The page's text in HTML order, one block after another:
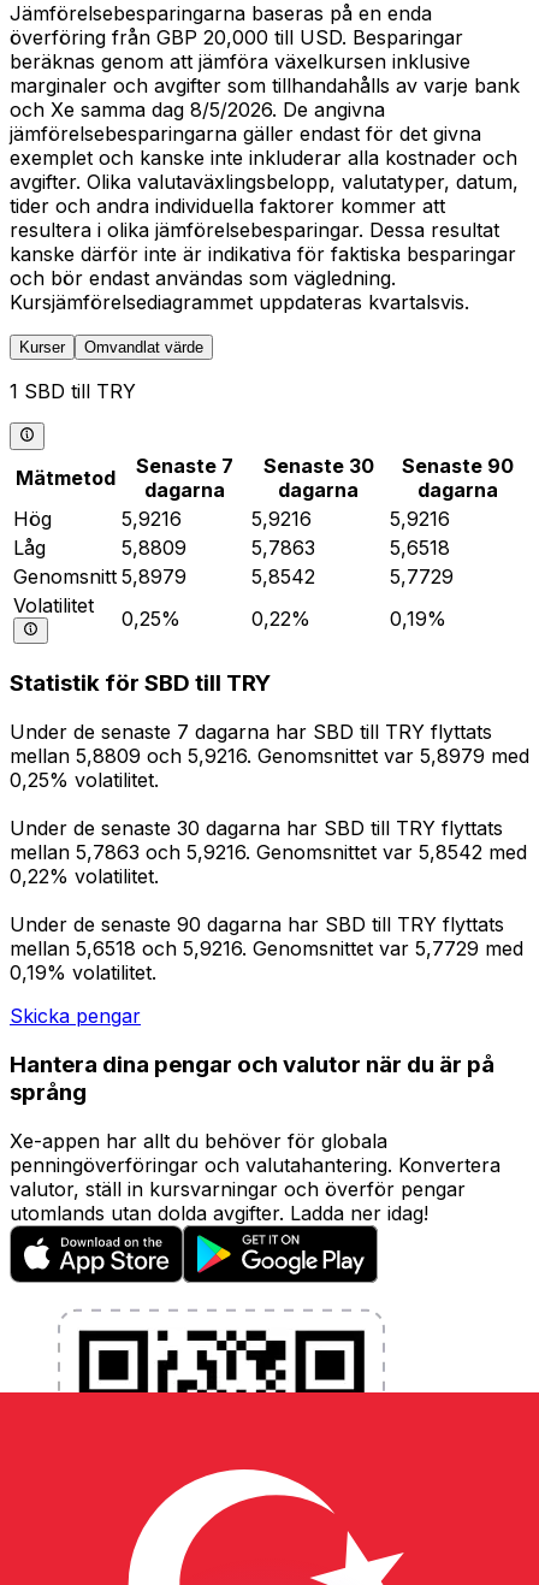
Jämförelsebesparingarna baseras på en enda
överföring från GBP 20,000 till USD. Besparingar
beräknas genom att jämföra växelkursen inklusive
marginaler och avgifter som tillhandahålls av varje bank
och Xe samma dag 8/5/2026. De angivna
jämförelsebesparingarna gäller endast för det givna
exemplet och kanske inte inkluderar alla kostnader och
avgifter. Olika valutaväxlingsbelopp, valutatyper, datum,
tider och andra individuella faktorer kommer att
resultera i olika jämförelsebesparingar. Dessa resultat
kanske därför inte är indikativa för faktiska besparingar
och bör endast användas som vägledning.
Kursjämförelsediagrammet uppdateras kvartalsvis.
Kurser Omvandlat värde
1 SBD till TRY
Mätmetod
Senaste 7
dagarna
Senaste 30
dagarna
Senaste 90
dagarna
Hög
5,9216 5,9216
5,9216
Låg
5,8809 5,7863
5,6518
Genomsnitt 5,8979 5,8542
5,7729
Volatilitet
0,25% 0,22% 0,19%
Statistik för SBD till TRY
Under de senaste 7 dagarna har SBD till TRY flyttats
mellan 5,8809 och 5,9216. Genomsnittet var 5,8979 med
0,25% volatilitet.
Under de senaste 30 dagarna har SBD till TRY flyttats
mellan 5,7863 och 5,9216. Genomsnittet var 5,8542 med
0,22% volatilitet.
Under de senaste 90 dagarna har SBD till TRY flyttats
mellan 5,6518 och 5,9216. Genomsnittet var 5,7729 med
0,19% volatilitet.
Skicka pengar
Hantera dina pengar och valutor när du är på
språng
Xe-appen har allt du behöver för globala
penningöverföringar och valutahantering. Konvertera
valutor, ställ in kursvarningar och överför pengar
utomlands utan dolda avgifter. Ladda ner idag!